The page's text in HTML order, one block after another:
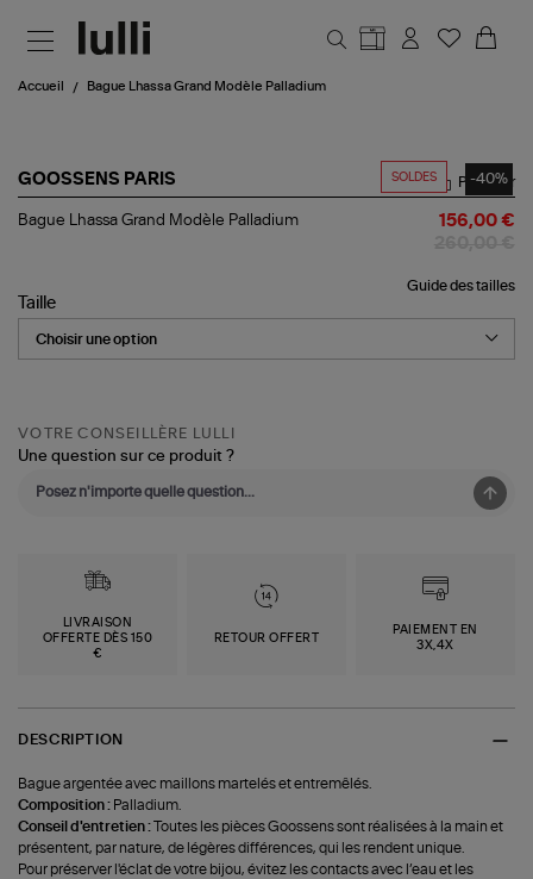
Accueil Bague Lhassa Grand Modèle Palladium
SOLDES -40%
GOOSSENS PARIS
Bague
Palladium
Partager
Bague Lhassa Grand Modèle Palladium 156,00 €
Guide des tailles
Taille
VOTRE CONSEILLÈRE LULLI
Une question sur ce produit ?
LIVRAISON
OFFERTE DÈS 150
€
RETOUR OFFERT
PAIEMENT EN
3X,4X
DESCRIPTION
Bague argentée avec maillons martelés et entremêlés.
Composition : Palladium.
Conseil d'entretien :Toutes les pièces Goossens sont réalisées à la main et
présentent, par nature, de légères différences, qui les rendent unique.
Pour préserver l'éclat de votre bijou, évitez les contacts avec l’eau et les